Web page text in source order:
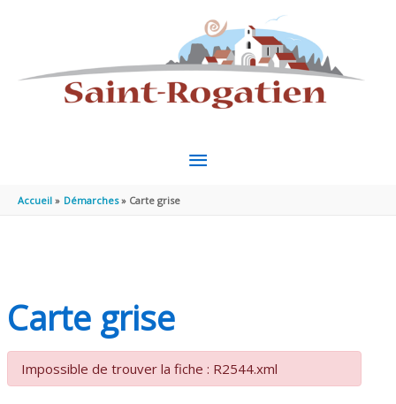
MENU
Accueil Démarches Carte grise
Carte grise
Impossible de trouver la fiche : R2544.xml